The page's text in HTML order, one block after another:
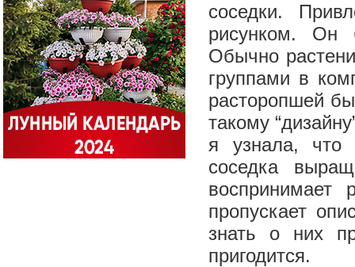
соседки.
рисунком. Он
Обычно
группами в
расторопшей
такому
я узнала, что
соседка
воспринимает
пропускает
знать о них
пригодится.